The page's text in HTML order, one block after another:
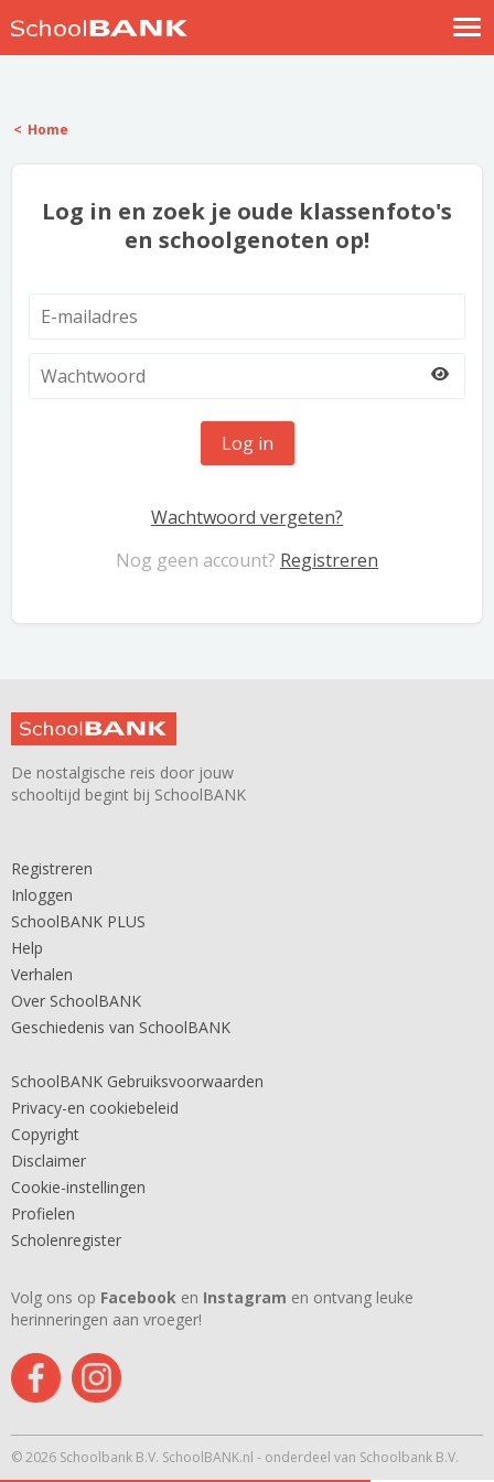
Help
Home
Log in en zoek je oude klassenfoto's
en schoolgenoten op!
Log in
Wachtwoord vergeten?
Nog geen account? Registreren
De nostalgische reis door jouw
schooltijd begint bij SchoolBANK
Registreren
Inloggen
SchoolBANK PLUS
Help
Verhalen
Over SchoolBANK
Geschiedenis van SchoolBANK
SchoolBANK Gebruiksvoorwaarden
Privacy-en cookiebeleid
Copyright
Disclaimer
Cookie-instellingen
Profielen
Scholenregister
Volg ons op Facebook en Instagram en ontvang leuke
herinneringen aan vroeger!
© 2026 Schoolbank B.V. SchoolBANK.nl - onderdeel van Schoolbank B.V.